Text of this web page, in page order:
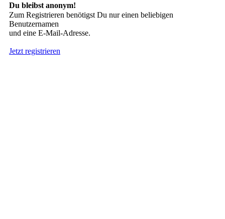
Du bleibst anonym!
Zum Registrieren benötigst Du nur einen beliebigen
Benutzernamen
und eine E-Mail-Adresse.
Jetzt registrieren